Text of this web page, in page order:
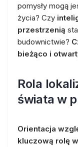
pomysły mogą
życia? Czy
przestrzenią
budownictwie?
bieżąco i
Rola
świata w
Orientacja
kluczową rolę